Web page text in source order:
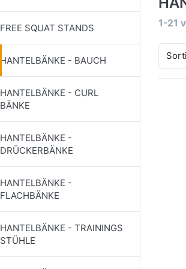
FREE SQUAT STANDS
HANTELBÄNKE - BAUCH
HANTELBÄNKE - CURL
BÄNKE
HANTELBÄNKE -
DRÜCKERBÄNKE
HANTELBÄNKE -
FLACHBÄNKE
HANTELBÄNKE - TRAININGS
STÜHLE
1-21